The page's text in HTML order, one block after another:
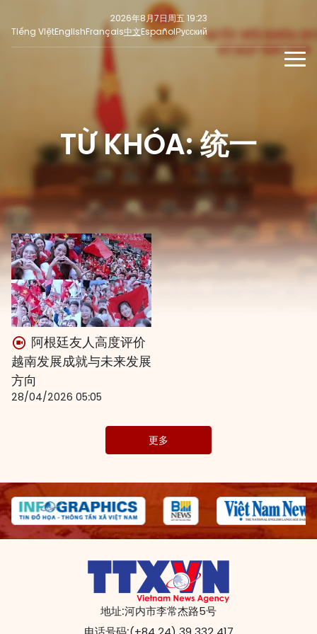
2026年8月7日周五 19:23
Tiếng ViệtEnglishFrançais中文EspañolРусский
最新
焦点
意见
社交新闻
新闻稿
TỪ KHÓA: 统一
阿根廷友人高度评价
越南发展成就与未来发展
方向
28/04/2026 05:05
更多
地址:河内市李常杰路5号